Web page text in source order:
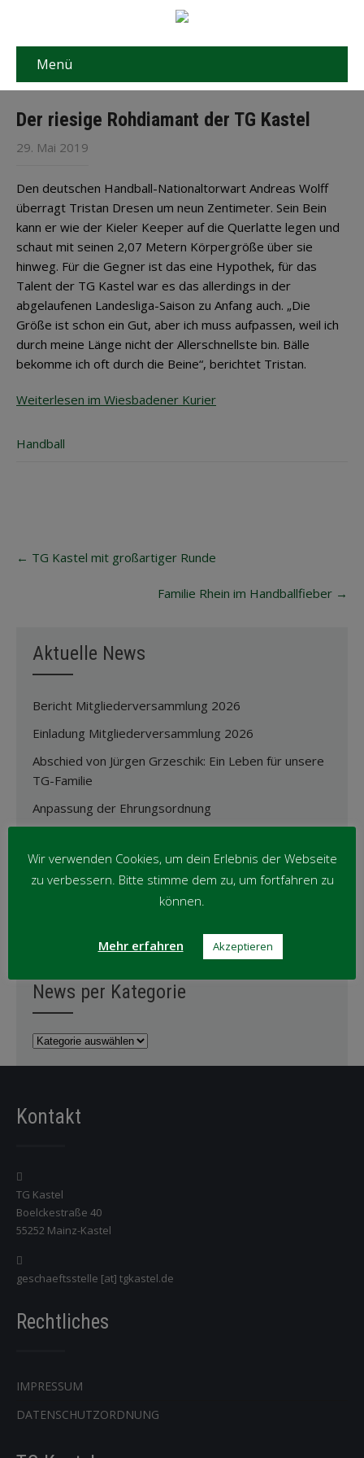
Menü
Der riesige Rohdiamant der TG Kastel
29. Mai 2019
Den deutschen Handball-Nationaltorwart Andreas Wolff
überragt Tristan Dresen um neun Zentimeter. Sein Bein
kann er wie der Kieler Keeper auf die Querlatte legen und
schaut mit seinen 2,07 Metern Körpergröße über sie
hinweg. Für die Gegner ist das eine Hypothek, für das
Talent der TG Kastel war es das allerdings in der
abgelaufenen Landesliga-Saison zu Anfang auch. „Die
Größe ist schon ein Gut, aber ich muss aufpassen, weil ich
durch meine Länge nicht der Allerschnellste bin. Bälle
bekomme ich oft durch die Beine“, berichtet Tristan.
Weiterlesen im Wiesbadener Kurier
Handball
navigation
← TG Kastel mit großartiger Runde
Familie Rhein im Handballfieber →
Aktuelle News
Bericht Mitgliederversammlung 2026
Einladung Mitgliederversammlung 2026
Abschied von Jürgen Grzeschik: Ein Leben für unsere
TG-Familie
Anpassung der Ehrungsordnung
News per Monat
Monat
News per Kategorie
News
Kontakt
TG Kastel
Boelckestraße 40
55252 Mainz-Kastel
geschaeftsstelle [at] tgkastel.de
Rechtliches
IMPRESSUM
DATENSCHUTZORDNUNG
Wir verwenden Cookies, um dein Erlebnis der Webseite
zu verbessern. Bitte stimme dem zu, um fortfahren zu
können.
Mehr erfahren Akzeptieren